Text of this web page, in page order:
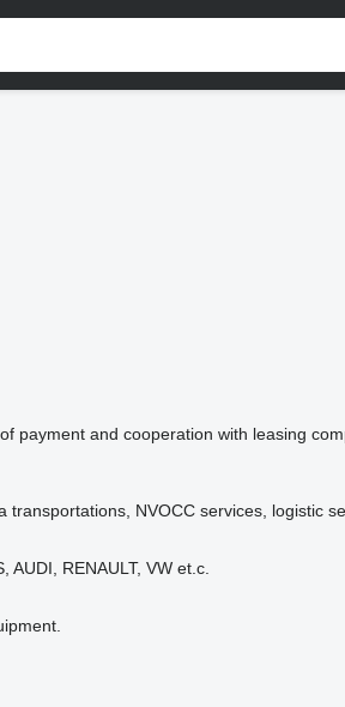
and cooperation with leasing
NVOCC services, logistic
RENAULT, VW et.c.